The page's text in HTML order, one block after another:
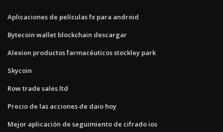
Aplicaciones de películas fx para android
Bytecoin wallet blockchain descargar
Alexion productos farmacéuticos stockley park
Skycoin
Row trade sales ltd
Precio de las acciones de daio hoy
Mejor aplicación de seguimiento de cifrado ios